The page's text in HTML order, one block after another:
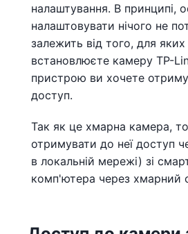
налаштування. В принципі,
налаштовувати нічого не
залежить від того, для яких
встановлюєте камеру TP-
пристрою ви хочете
доступ.
Так як це хмарна камера,
отримувати до неї доступ
в локальній мережі) зі
комп'ютера через хмарний